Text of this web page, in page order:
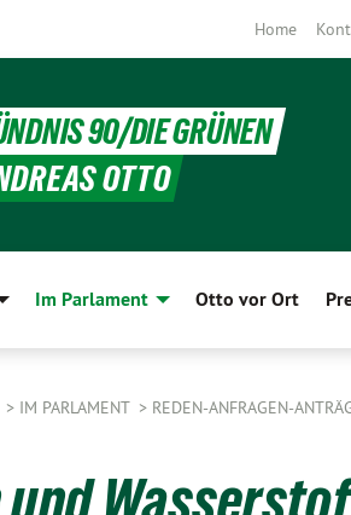
Home
90/DIE GRÜNEN
OTTO
Im Parlament Otto vor Ort
IM PARLAMENT REDEN-ANFRAGEN-
und